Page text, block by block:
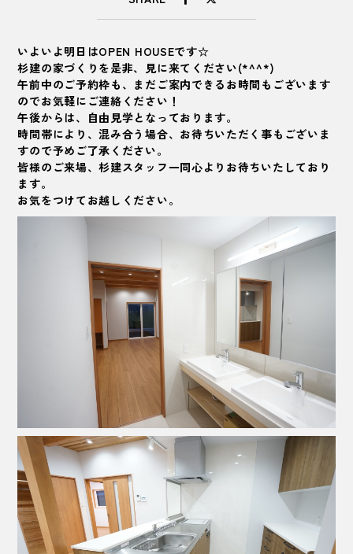
いよいよ明日はOPEN HOUSEです☆
杉建の家づくりを是非、見に来てください(*^^*)
午前中のご予約枠も、まだご案内できるお時間もございます
のでお気軽にご連絡ください！
午後からは、自由見学となっております。
時間帯により、混み合う場合、お待ちいただく事もございま
すので予めご了承ください。
皆様のご来場、杉建スタッフ一同心よりお待ちいたしており
ます。
お気をつけてお越しください。